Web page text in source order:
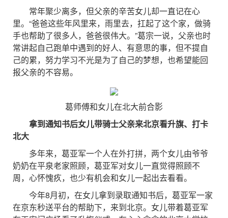
常年聚少离多，但父亲的辛苦女儿却一直记在心
里。“爸爸这些年风里来，雨里去，扛起了这个家，做骑
手也帮助了很多人，爸爸很伟大。”葛宗一说，父亲也时
常讲起自己跑单中遇到的好人、有意思的事，但不提自
己的累，努力学习不光是为了自己的梦想，也希望能回
报父亲的不容易。
葛师傅和女儿在北大前合影
拿到通知书后女儿带骑士父亲来北京看升旗、打卡
北大
多年来，葛亚军一个人在外打拼，两个女儿由爷爷
奶奶在平泉老家照顾，葛亚军对女儿一直觉得照顾不
周，心怀愧疚，也少有机会和女儿一起出去看看。
今年8月初，在女儿拿到录取通知书后，葛亚军一家
在京东秒送平台的帮助下，来到北京。女儿带着葛亚军